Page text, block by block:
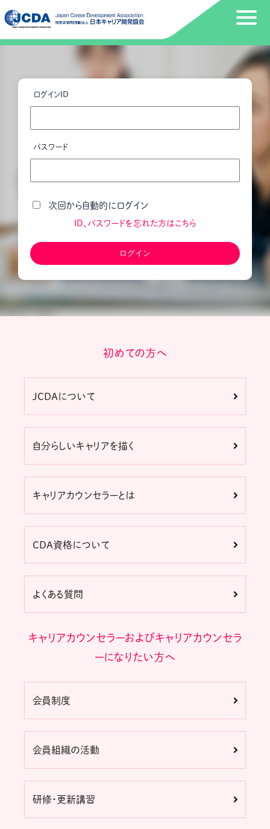
ログインID
パスワード
次回から自動的にログイン
ID、パスワードを忘れた方はこちら
初めての方へ
JCDAについて
自分らしいキャリアを描く
キャリアカウンセラーとは
CDA資格について
よくある質問
キャリアカウンセラーおよびキャリアカウンセラ
ーになりたい方へ
会員制度
会員組織の活動
研修・更新講習